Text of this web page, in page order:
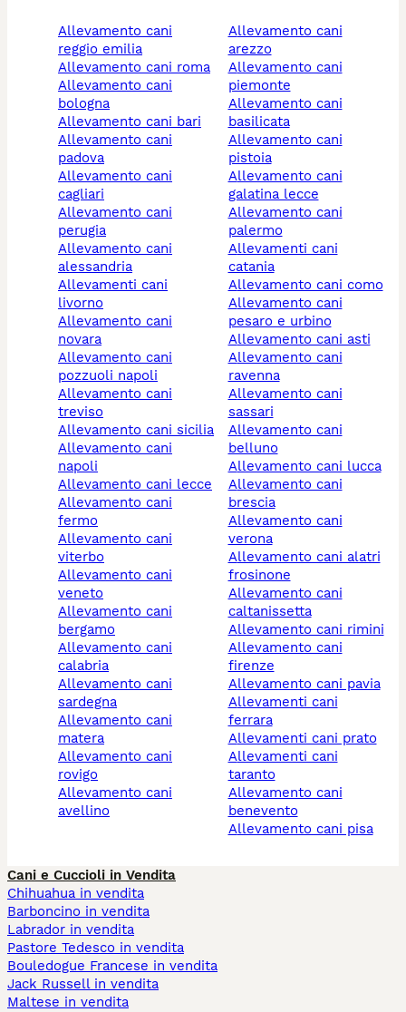
allevamento cani
reggio emilia
allevamento cani roma
allevamento cani
bologna
allevamento cani bari
allevamento cani
padova
allevamento cani
cagliari
allevamento cani
perugia
allevamento cani
alessandria
allevamenti cani
livorno
allevamento cani
novara
allevamento cani
pozzuoli napoli
allevamento cani
treviso
allevamento cani sicilia
allevamento cani
napoli
allevamento cani lecce
allevamento cani
fermo
allevamento cani
viterbo
allevamento cani
veneto
allevamento cani
bergamo
allevamento cani
calabria
allevamento cani
sardegna
allevamento cani
matera
allevamento cani
rovigo
allevamento cani
avellino
allevamento cani
arezzo
allevamento cani
piemonte
allevamento cani
basilicata
allevamento cani
pistoia
allevamento cani
galatina lecce
allevamento cani
palermo
allevamenti cani
catania
allevamento cani como
allevamento cani
pesaro e urbino
allevamento cani asti
allevamento cani
ravenna
allevamento cani
sassari
allevamento cani
belluno
allevamento cani lucca
allevamento cani
brescia
allevamento cani
verona
allevamento cani alatri
frosinone
allevamento cani
caltanissetta
allevamento cani rimini
allevamento cani
firenze
allevamento cani pavia
allevamenti cani
ferrara
allevamenti cani prato
allevamenti cani
taranto
allevamento cani
benevento
allevamento cani pisa
Cani e Cuccioli in Vendita
Chihuahua in vendita
Barboncino in vendita
Labrador in vendita
Pastore Tedesco in vendita
Bouledogue Francese in vendita
Jack Russell in vendita
Maltese in vendita